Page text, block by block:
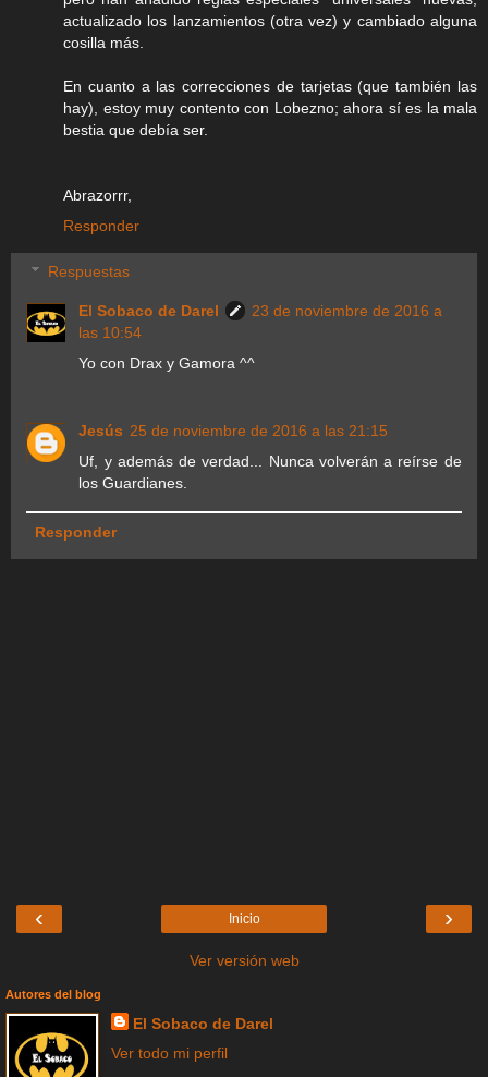
actualizado los lanzamientos (otra vez) y cambiado alguna
cosilla más.
En cuanto a las correcciones de tarjetas (que también las
hay), estoy muy contento con Lobezno; ahora sí es la mala
bestia que debía ser.
Abrazorrr,
Responder
Respuestas
El Sobaco de Darel
23 de noviembre de 2016 a
las 10:54
Yo con Drax y Gamora ^^
Jesús 25 de noviembre de 2016 a las 21:15
Uf, y además de verdad... Nunca volverán a reírse de
los Guardianes.
Responder
‹ ›
Inicio
Ver versión web
Autores del blog
El Sobaco de Darel
Ver todo mi perfil